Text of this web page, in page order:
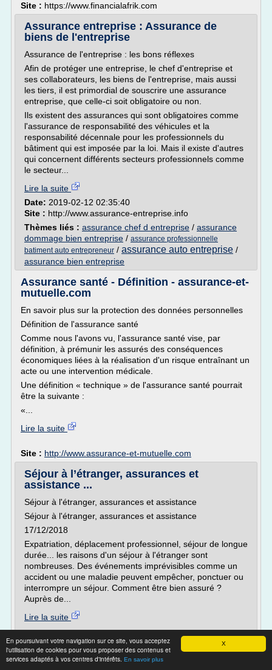
X
En poursuivant votre navigation sur ce site, vous acceptez
l'utilisation de cookies pour vous proposer des contenus et
services adaptés à vos centres d'intérêts. En savoir plus
Site : https://www.financialafrik.com
Assurance entreprise : Assurance de
biens de l'entreprise
Assurance de l'entreprise : les bons réflexes
Afin de protéger une entreprise, le chef d'entreprise et
ses collaborateurs, les biens de l'entreprise, mais aussi
les tiers, il est primordial de souscrire une assurance
entreprise, que celle-ci soit obligatoire ou non.
Ils existent des assurances qui sont obligatoires comme
l'assurance de responsabilité des véhicules et la
responsabilité décennale pour les professionnels du
bâtiment qui est imposée par la loi. Mais il existe d'autres
qui concernent différents secteurs professionnels comme
le secteur...
Lire la suite
Date: 2019-02-12 02:35:40
Site : http://www.assurance-entreprise.info
Thèmes liés : assurance chef d entreprise / assurance
dommage bien entreprise / assurance professionnelle
batiment auto entrepreneur / assurance auto entreprise /
assurance bien entreprise
Assurance santé - Définition - assurance-et-
mutuelle.com
En savoir plus sur la protection des données personnelles
Définition de l'assurance santé
Comme nous l'avons vu, l'assurance santé vise, par
définition, à prémunir les assurés des conséquences
économiques liées à la réalisation d'un risque entraînant un
acte ou une intervention médicale.
Une définition « technique » de l'assurance santé pourrait
être la suivante :
«...
Lire la suite
Site : http://www.assurance-et-mutuelle.com
Séjour à l’étranger, assurances et
assistance ...
Séjour à l'étranger, assurances et assistance
Séjour à l'étranger, assurances et assistance
17/12/2018
Expatriation, déplacement professionnel, séjour de longue
durée... les raisons d'un séjour à l'étranger sont
nombreuses. Des événements imprévisibles comme un
accident ou une maladie peuvent empêcher, ponctuer ou
interrompre un séjour. Comment être bien assuré ?
Auprès de...
Lire la suite
Site :ffa-assurance.fr
Prime d’assurance auto : qu'est-ce que c'est